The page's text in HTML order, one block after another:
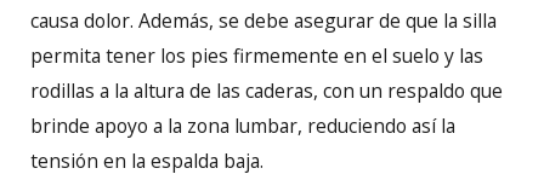
causa dolor. Además, se debe asegurar de que la silla
permita tener los pies firmemente en el suelo y las
rodillas a la altura de las caderas, con un respaldo que
brinde apoyo a la zona lumbar, reduciendo así la
tensión en la espalda baja.